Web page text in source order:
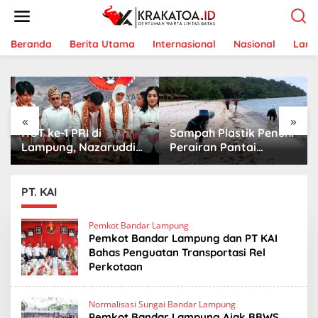
t
Beranda Berita Utama Internasional Nasional
« »
HUT ke-1 PRI di
Lampung, Nazaruddin
Launching 800
Indonesia
Sampah Plastik Penuhi
Perairan Pantai
Mutun-Pulau Tangkil,
PT. KAI
Pemkot Bandar Lampung
Pemkot Bandar Lampung dan PT KAI
Bahas Penguatan Transportasi Rel
Perkotaan
Normalisasi Sungai Bandar Lampung